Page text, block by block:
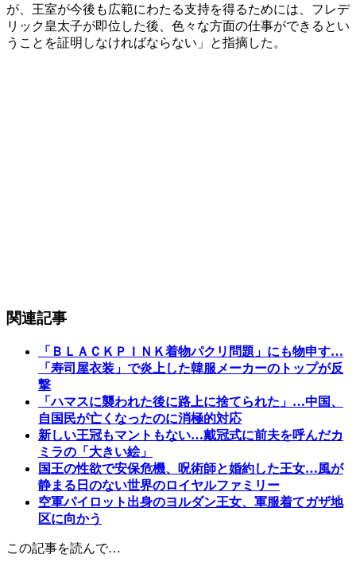
が、王室が今後も広範にわたる支持を得るためには、フレデ
リック皇太子が即位した後、色々な方面の仕事ができるとい
うことを証明しなければならない」と指摘した。
関連記事
「ＢＬＡＣＫＰＩＮＫ着物パクリ問題」にも物申す…
「寿司屋衣装」で炎上した韓服メーカーのトップが反
撃
「ハマスに襲われた後に路上に捨てられた」…中国、
自国民が亡くなったのに消極的対応
新しい王冠もマントもない…戴冠式に前夫を呼んだカ
ミラの「大きい絵」
国王の性欲で安保危機、呪術師と婚約した王女…風が
静まる日のない世界のロイヤルファミリー
空軍パイロット出身のヨルダン王女、軍服着てガザ地
区に向かう
この記事を読んで…